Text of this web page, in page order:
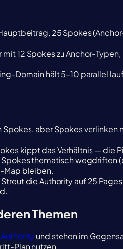
25 Spokes
12 Spokes zu Anchor-
Domain hält 5–10 parallel
Spokes, aber Spokes
kippt das Verhältnis — die
Spokes thematisch wegdriften
Map bleiben.
Streut die Authority auf 25
Themen
und stehen im
Plan nutzen.